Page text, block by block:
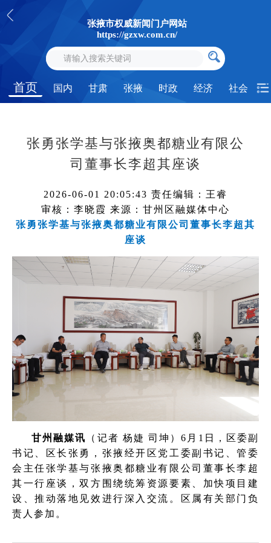
张掖市权威新闻门户网站
https://gzxw.com.cn/
首页 国内 甘肃 张掖 时政 经济 社会
张勇张学基与张掖奥都糖业有限公
司董事长李超其座谈
2026-06-01 20:05:43 责任编辑：王睿
审核：李晓霞 来源：甘州区融媒体中心
张勇张学基与张掖奥都糖业有限公司董事长李超其
座谈
甘州融媒讯
（记者 杨婕 司坤）6月1日，区委副
书记、区长张勇，张掖经开区党工委副书记、管委
会主任张学基与张掖奥都糖业有限公司董事长李超
其一行座谈，双方围绕统筹资源要素、加快项目建
设、推动落地见效进行深入交流。区属有关部门负
责人参加。